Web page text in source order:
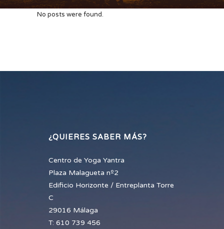
No posts were found.
¿QUIERES SABER MÁS?
Centro de Yoga Yantra
Plaza Malagueta nº2
Edificio Horizonte / Entreplanta Torre
C
29016 Málaga
T: 610 739 456